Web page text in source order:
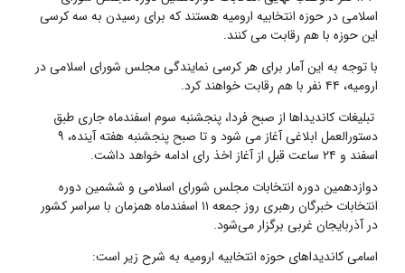
اسلامی در حوزه انتخابیه ارومیه هستند که برای رسیدن به سه کرسی
این حوزه با هم رقابت می کنند.
با توجه به این آمار برای هر کرسی نمایندگی مجلس شورای اسلامی در
ارومیه، ۴۴ نفر با هم رقابت خواهند کرد.
تبلیغات کاندیداها از صبح فردا، پنجشنبه سوم اسفندماه جاری طبق
دستورالعمل ابلاغی آغاز می شود و تا صبح پنجشنبه هفته آینده، ۹
اسفند و ۲۴ ساعت قبل از آغاز اخذ رای ادامه خواهد داشت.
دوازدهمین دوره انتخابات مجلس شورای اسلامی و ششمین دوره
انتخابات خبرگان رهبری روز جمعه ۱۱ اسفندماه همزمان با سراسر کشور
در آذربایجان غربی برگزار می‌شود.
اسامی کاندیداهای حوزه انتخابیه ارومیه به شرح زیر است: